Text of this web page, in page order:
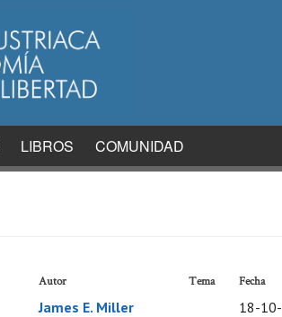
LIBROS COMUNIDAD
Autor Tema Fecha
James E. Miller
18-10-